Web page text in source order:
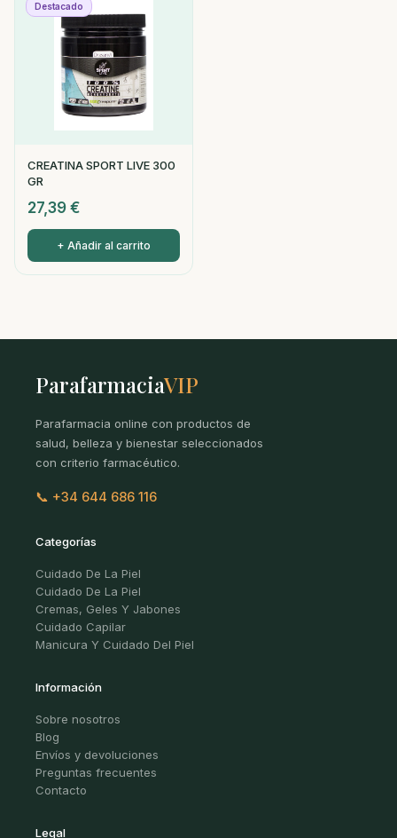
Destacado
CREATINA SPORT LIVE 300
GR
27,39 €
+ Añadir al carrito
ParafarmaciaVIP
Parafarmacia online con productos de
salud, belleza y bienestar seleccionados
con criterio farmacéutico.
📞 +34 644 686 116
Categorías
Cuidado De La Piel
Cuidado De La Piel
Cremas, Geles Y Jabones
Cuidado Capilar
Manicura Y Cuidado Del Piel
Información
Sobre nosotros
Blog
Envíos y devoluciones
Preguntas frecuentes
Contacto
Legal